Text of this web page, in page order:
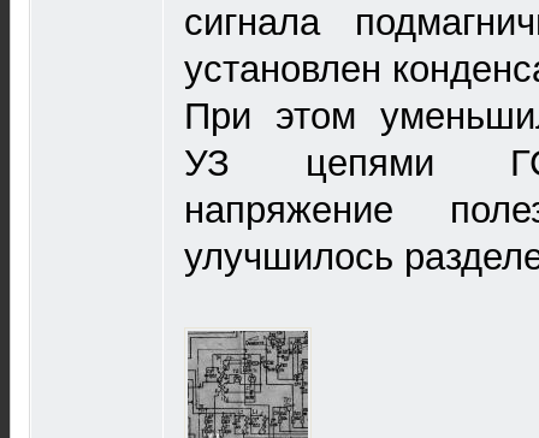
сигнала
установлен
При этом
УЗ цепями
напряжение
улучшилось